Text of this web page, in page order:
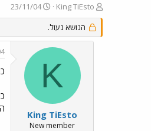
פ
ו
ת
ח
King TiEsto
פ
ו
ס
ם
י
ך
23/11/04
הנושא נעול.
K
King TiEsto
New member
היום